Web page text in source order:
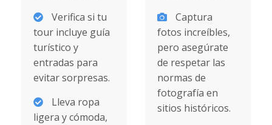
Verifica si tu
tour incluye guía
turístico y
entradas para
evitar sorpresas.
Lleva ropa
ligera y cómoda,
Captura
fotos increíbles,
pero asegúrate
de respetar las
normas de
fotografía en
sitios históricos.